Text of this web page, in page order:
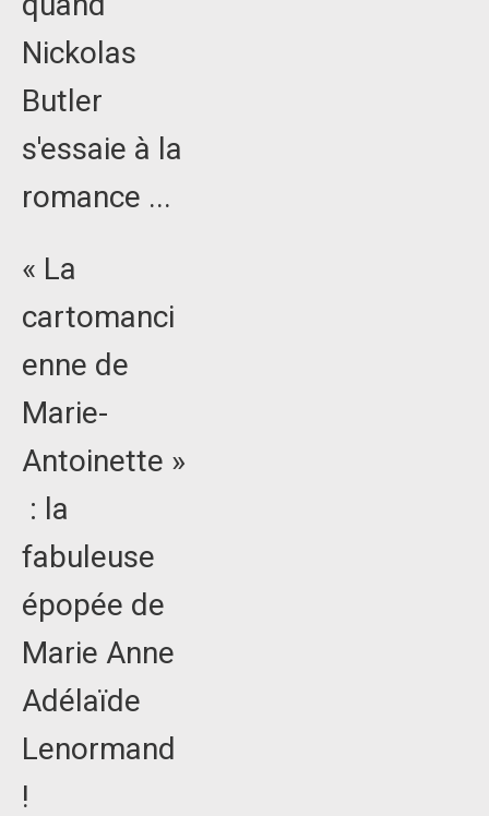
Nickolas
Butler
s'essaie à la
romance ...
« La
cartomanci
enne de
Marie-
Antoinette »
: la
fabuleuse
épopée de
Marie Anne
Adélaïde
Lenormand
!